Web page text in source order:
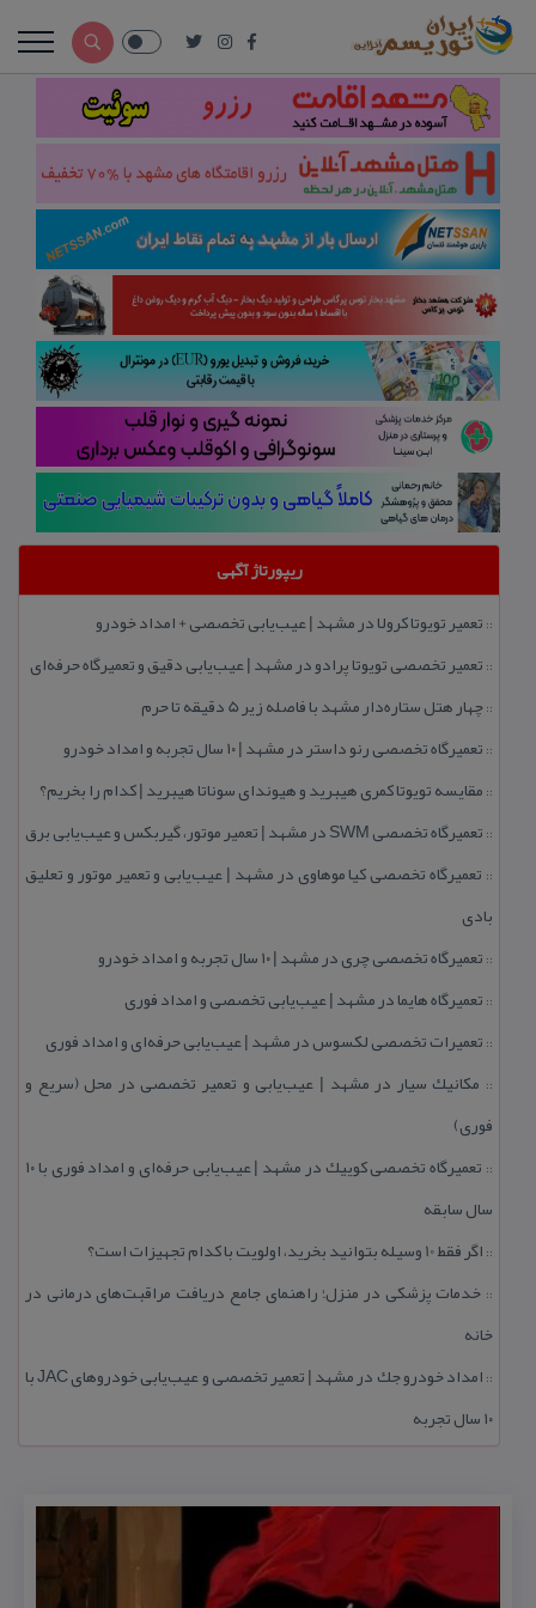
ریپورتاژ آگهی
:: تعمیر تویوتا كرولا در مشهد | عیب‌یابی تخصصی + امداد خودرو
:: تعمیر تخصصی تویوتا پرادو در مشهد | عیب‌یابی دقیق و تعمیرگاه حرفه‌ای
::چهار هتل‌ ستاره‌دار مشهد با فاصله زیر 5 دقیقه تا حرم
:: تعمیرگاه تخصصی رنو داستر در مشهد | ۱۰ سال تجربه و امداد خودرو
:: مقایسه تویوتا كمری هیبرید و هیوندای سوناتا هیبرید | كدام را بخریم؟
:: تعمیرگاه تخصصی SWM در مشهد | تعمیر موتور، گیربكس و عیب‌یابی برق
:: تعمیرگاه تخصصی كیا موهاوی در مشهد | عیب‌یابی و تعمیر موتور و تعلیق
بادی
:: تعمیرگاه تخصصی چری در مشهد | ۱۰ سال تجربه و امداد خودرو
:: تعمیرگاه هایما در مشهد | عیب‌یابی تخصصی و امداد فوری
:: تعمیرات تخصصی لكسوس در مشهد | عیب‌یابی حرفه‌ای و امداد فوری
:: مكانیك سیار در مشهد | عیب‌یابی و تعمیر تخصصی در محل (سریع و
فوری)
::
تعمیرگاه تخصصی كوییك در مشهد | عیب‌یابی حرفه‌ای و امداد فوری با ۱۰
سال سابقه
:: اگر فقط 10 وسیله بتوانید بخرید، اولویت با كدام تجهیزات است؟
:: خدمات پزشكی در منزل؛ راهنمای جامع دریافت مراقبت‌های درمانی در
خانه
::
امداد خودرو جك در مشهد | تعمیر تخصصی و عیب‌یابی خودروهای JAC با
۱۰ سال تجربه